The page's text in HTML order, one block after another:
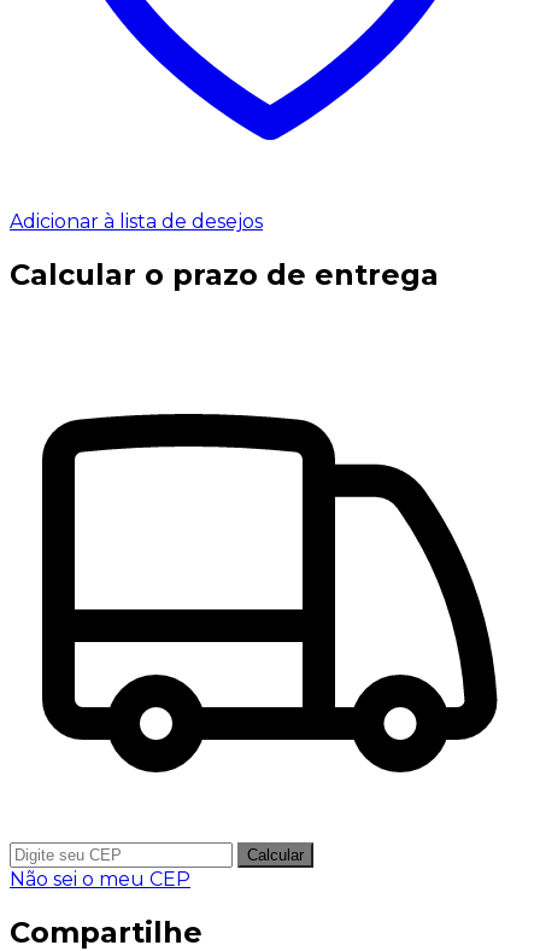
Adicionar à lista de desejos
Calcular o prazo de entrega
Calcular
Não sei o meu CEP
Compartilhe